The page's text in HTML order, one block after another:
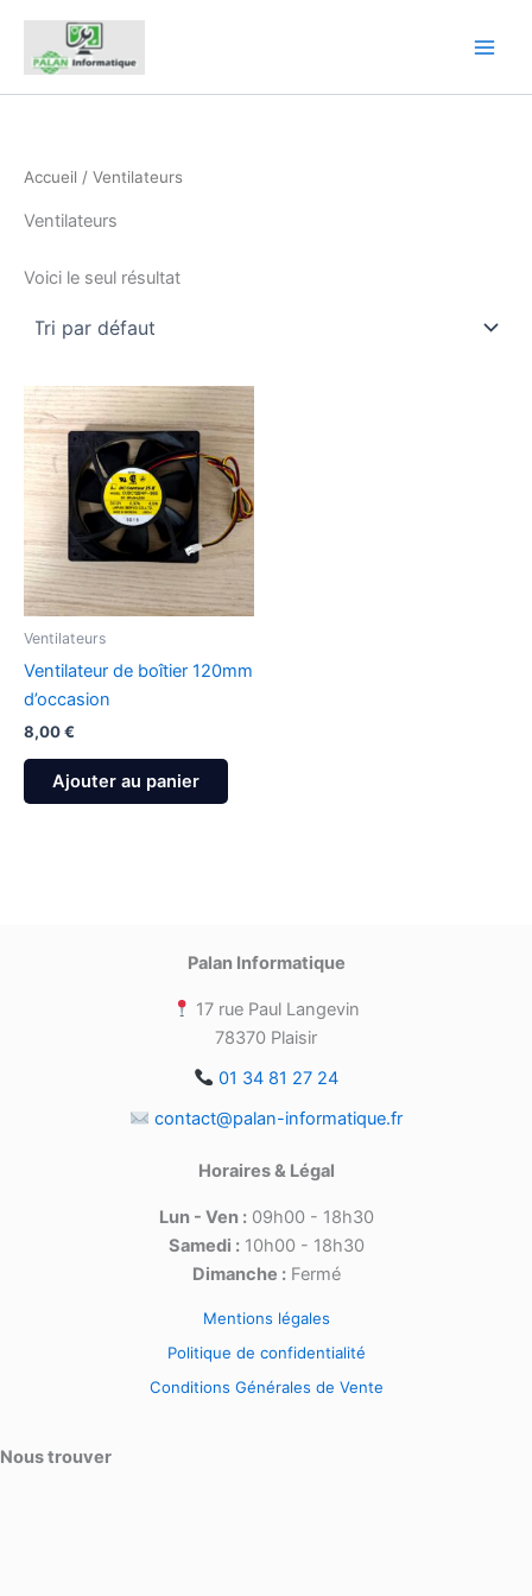
contenu
Accueil / Ventilateurs
Ventilateurs
Voici le seul résultat
Ventilateurs
Ventilateur de boîtier 120mm
d’occasion
8,00€
Ajouter au panier
Palan Informatique
17 rue Paul Langevin
78370 Plaisir
01 34 81 27 24
contact@palan-informatique.fr
Horaires & Légal
Lun - Ven :09h00 - 18h30
Samedi :10h00 - 18h30
Dimanche :Fermé
Mentions légales
Politique de confidentialité
Conditions Générales de Vente
Nous trouver